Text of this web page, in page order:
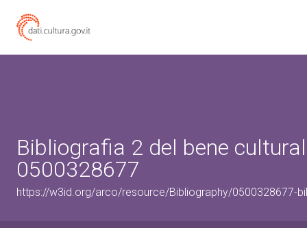
Bibliografia 2 del bene
0500328677
https://w3id.org/arco/resource/Bibliography/0500328677-